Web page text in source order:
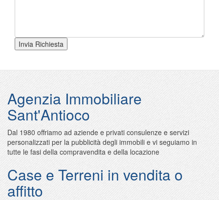
Invia Richiesta
Agenzia Immobiliare
Sant'Antioco
Dal 1980 offriamo ad aziende e privati consulenze e servizi
personalizzati per la pubblicità degli immobili e vi seguiamo in
tutte le fasi della compravendita e della locazione
Case e Terreni in vendita o
affitto